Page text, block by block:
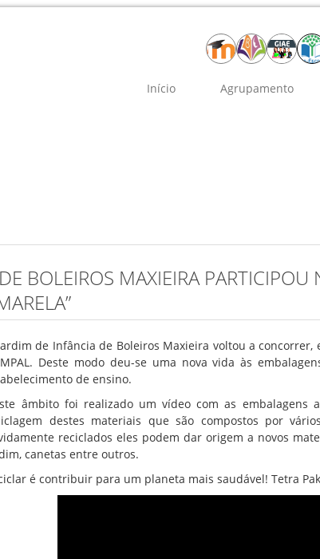
Início Agrupamento
BOLEIROS MAXIEIRA
de Infância de Boleiros Maxieira voltou a concorrer,
Deste modo deu-se uma nova vida às
de ensino.
âmbito foi realizado um vídeo com as embalagens
destes materiais que são compostos por
reciclados eles podem dar origem a novos
canetas entre outros.
é contribuir para um planeta mais saudável! Tetra